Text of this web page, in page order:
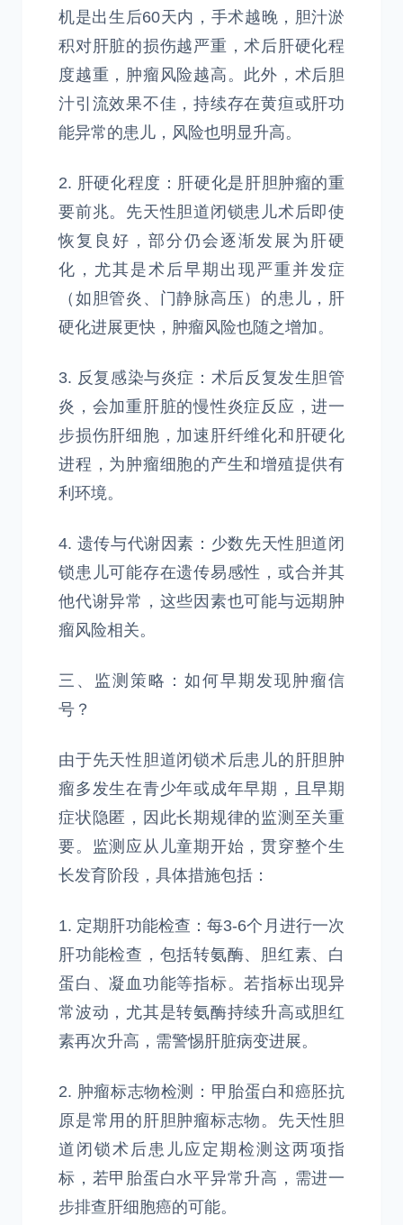
机是出生后60天内，手术越晚，胆汁淤
积对肝脏的损伤越严重，术后肝硬化程
度越重，肿瘤风险越高。此外，术后胆
汁引流效果不佳，持续存在黄疸或肝功
能异常的患儿，风险也明显升高。
2. 肝硬化程度：肝硬化是肝胆肿瘤的重
要前兆。先天性胆道闭锁患儿术后即使
恢复良好，部分仍会逐渐发展为肝硬
化，尤其是术后早期出现严重并发症
（如胆管炎、门静脉高压）的患儿，肝
硬化进展更快，肿瘤风险也随之增加。
3. 反复感染与炎症：术后反复发生胆管
炎，会加重肝脏的慢性炎症反应，进一
步损伤肝细胞，加速肝纤维化和肝硬化
进程，为肿瘤细胞的产生和增殖提供有
利环境。
4. 遗传与代谢因素：少数先天性胆道闭
锁患儿可能存在遗传易感性，或合并其
他代谢异常，这些因素也可能与远期肿
瘤风险相关。
三、监测策略：如何早期发现肿瘤信
号？
由于先天性胆道闭锁术后患儿的肝胆肿
瘤多发生在青少年或成年早期，且早期
症状隐匿，因此长期规律的监测至关重
要。监测应从儿童期开始，贯穿整个生
长发育阶段，具体措施包括：
1. 定期肝功能检查：每3-6个月进行一次
肝功能检查，包括转氨酶、胆红素、白
蛋白、凝血功能等指标。若指标出现异
常波动，尤其是转氨酶持续升高或胆红
素再次升高，需警惕肝脏病变进展。
2. 肿瘤标志物检测：甲胎蛋白和癌胚抗
原是常用的肝胆肿瘤标志物。先天性胆
道闭锁术后患儿应定期检测这两项指
标，若甲胎蛋白水平异常升高，需进一
步排查肝细胞癌的可能。